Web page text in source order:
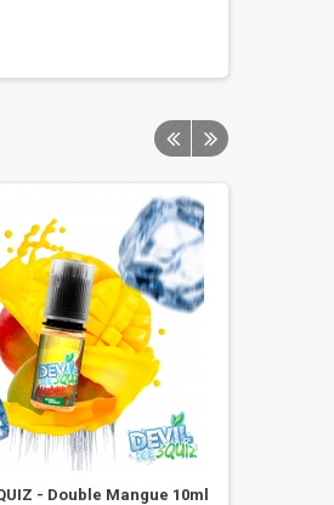
- Double Mangue 10ml